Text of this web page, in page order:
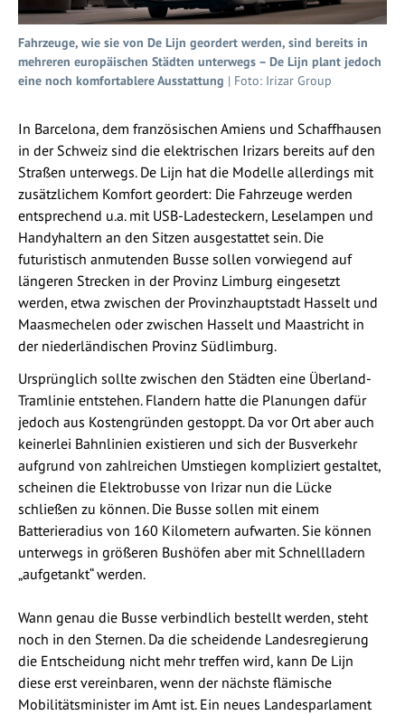
Fahrzeuge, wie sie von De Lijn geordert werden, sind bereits in
mehreren europäischen Städten unterwegs – De Lijn plant jedoch
eine noch komfortablere Ausstattung | Foto: Irizar Group
In Barcelona, dem französischen Amiens und Schaffhausen
in der Schweiz sind die elektrischen Irizars bereits auf den
Straßen unterwegs. De Lijn hat die Modelle allerdings mit
zusätzlichem Komfort geordert: Die Fahrzeuge werden
entsprechend u.a. mit USB-Ladesteckern, Leselampen und
Handyhaltern an den Sitzen ausgestattet sein. Die
futuristisch anmutenden Busse sollen vorwiegend auf
längeren Strecken in der Provinz Limburg eingesetzt
werden, etwa zwischen der Provinzhauptstadt Hasselt und
Maasmechelen oder zwischen Hasselt und Maastricht in
der niederländischen Provinz Südlimburg.
Ursprünglich sollte zwischen den Städten eine Überland-
Tramlinie entstehen. Flandern hatte die Planungen dafür
jedoch aus Kostengründen gestoppt. Da vor Ort aber auch
keinerlei Bahnlinien existieren und sich der Busverkehr
aufgrund von zahlreichen Umstiegen kompliziert gestaltet,
scheinen die Elektrobusse von Irizar nun die Lücke
schließen zu können. Die Busse sollen mit einem
Batterieradius von 160 Kilometern aufwarten. Sie können
unterwegs in größeren Bushöfen aber mit Schnellladern
„aufgetankt“ werden.
Wann genau die Busse verbindlich bestellt werden, steht
noch in den Sternen. Da die scheidende Landesregierung
die Entscheidung nicht mehr treffen wird, kann De Lijn
diese erst vereinbaren, wenn der nächste flämische
Mobilitätsminister im Amt ist. Ein neues Landesparlament